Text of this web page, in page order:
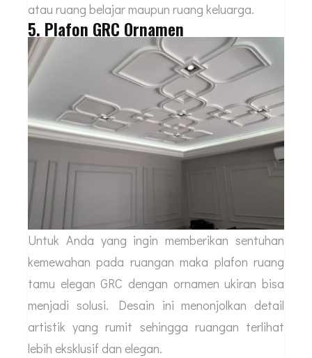
atau ruang belajar maupun ruang keluarga.
5. Plafon GRC Ornamen
Untuk Anda yang ingin memberikan sentuhan
kemewahan pada ruangan maka plafon ruang
tamu elegan GRC dengan ornamen ukiran bisa
menjadi solusi. Desain ini menonjolkan detail
artistik yang rumit sehingga ruangan terlihat
lebih eksklusif dan elegan.